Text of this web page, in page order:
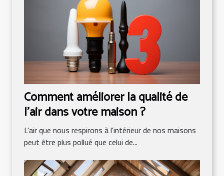
Comment améliorer la qualité de
l'air dans votre maison ?
L'air que nous respirons à l'intérieur de nos maisons
peut être plus pollué que celui de...